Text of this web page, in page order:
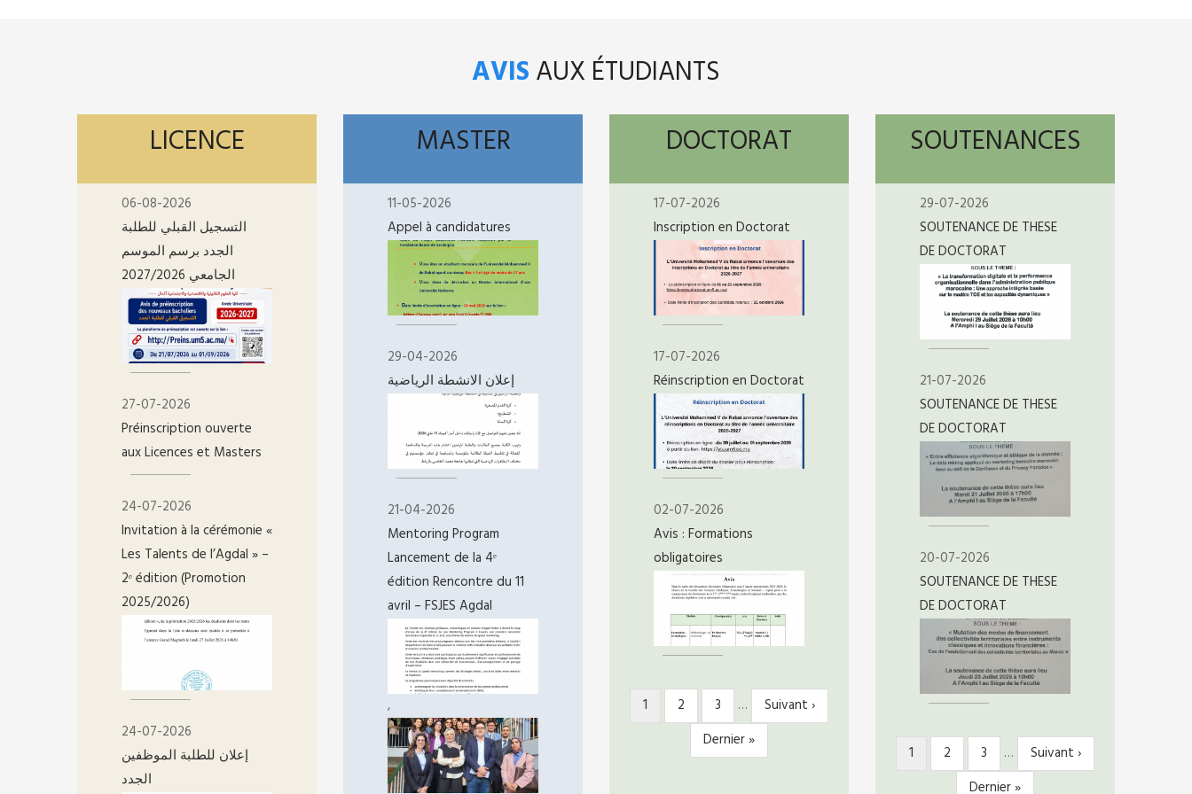
AVISAUX ÉTUDIANTS
LICENCE
06-08-2026
التسجيل القبلي للطلبة
الجدد برسم الموسم
الجامعي 2027/2026
27-07-2026
Préinscription ouverte
aux Licences et Masters
24-07-2026
Invitation à la cérémonie «
Les Talents de l’Agdal » –
2ᵉ édition (Promotion
2025/2026)
24-07-2026
إعلان للطلبة الموظفين
الجدد
MASTER
11-05-2026
Appel à candidatures
29-04-2026
إعلان الانشطة الرياضية
21-04-2026
Mentoring Program
Lancement de la 4ᵉ
édition Rencontre du 11
avril – FSJES Agdal
,
DOCTORAT
17-07-2026
Inscription en Doctorat
17-07-2026
Réinscription en Doctorat
02-07-2026
Avis : Formations
obligatoires
PAGINATION
Page
courante
1 Page
2 Page
3 …
Page
suivante
Suivant ›
Dernière
page
Dernier »
SOUTENANCES
29-07-2026
SOUTENANCE DE THESE
DE DOCTORAT
21-07-2026
SOUTENANCE DE THESE
DE DOCTORAT
20-07-2026
SOUTENANCE DE THESE
DE DOCTORAT
PAGINATION
Page
courante
1 Page
2 Page
3 …
Page
suivante
Suivant ›
Dernière
Dernier »